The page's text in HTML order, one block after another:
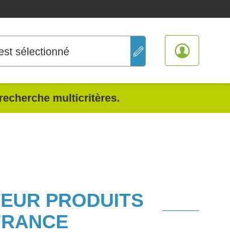
sélectionné
multicritères.
PRODUITS